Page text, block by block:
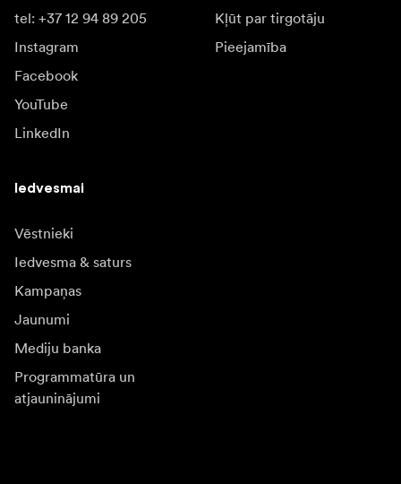
tel: +37 12 94 89 205
Instagram
Facebook
YouTube
LinkedIn
Kļūt par tirgotāju
Pieejamība
Iedvesmai
Vēstnieki
Iedvesma & saturs
Kampaņas
Jaunumi
Mediju banka
Programmatūra un
atjauninājumi